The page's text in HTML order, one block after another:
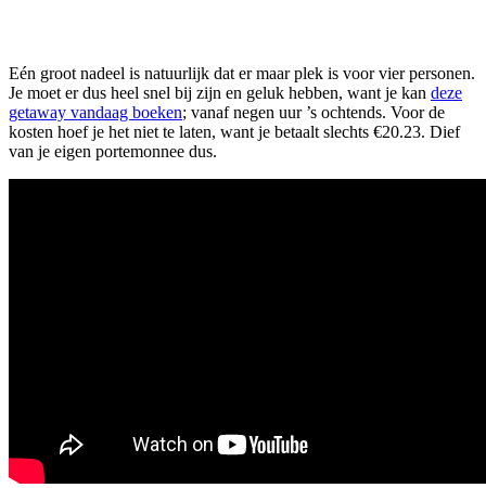
Eén groot nadeel is natuurlijk dat er maar plek is voor vier personen.
Je moet er dus heel snel bij zijn en geluk hebben, want je kan deze
getaway vandaag boeken; vanaf negen uur ’s ochtends. Voor de
kosten hoef je het niet te laten, want je betaalt slechts €20.23. Dief
van je eigen portemonnee dus.